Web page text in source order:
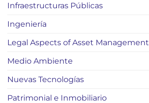
Infraestructuras Públicas
Ingeniería
Legal Aspects of Asset Management
Medio Ambiente
Nuevas Tecnologías
Patrimonial e Inmobiliario